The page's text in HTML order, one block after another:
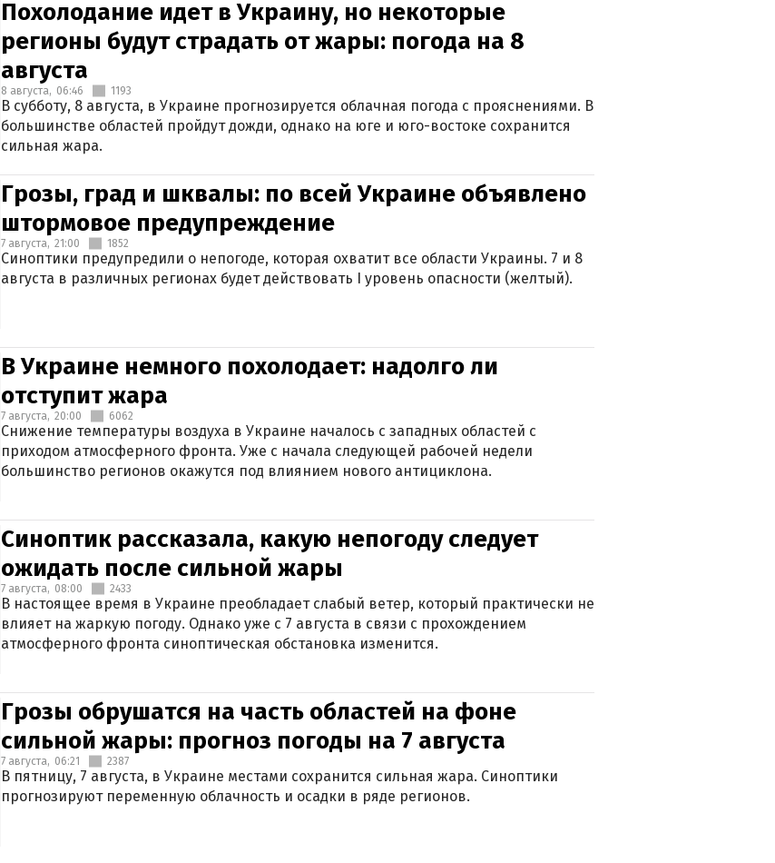
Похолодание идет в Украину, но некоторые
регионы будут страдать от жары: погода на 8
августа
8 августа, 06:46 1193
В субботу, 8 августа, в Украине прогнозируется облачная погода с прояснениями. В
большинстве областей пройдут дожди, однако на юге и юго-востоке сохранится
сильная жара.
Грозы, град и шквалы: по всей Украине объявлено
штормовое предупреждение
7 августа, 21:00 1852
Синоптики предупредили о непогоде, которая охватит все области Украины. 7 и 8
августа в различных регионах будет действовать I уровень опасности (желтый).
В Украине немного похолодает: надолго ли
отступит жара
7 августа, 20:00 6062
Снижение температуры воздуха в Украине началось с западных областей с
приходом атмосферного фронта. Уже с начала следующей рабочей недели
большинство регионов окажутся под влиянием нового антициклона.
Синоптик рассказала, какую непогоду следует
ожидать после сильной жары
7 августа, 08:00 2433
В настоящее время в Украине преобладает слабый ветер, который практически не
влияет на жаркую погоду. Однако уже с 7 августа в связи с прохождением
атмосферного фронта синоптическая обстановка изменится.
Грозы обрушатся на часть областей на фоне
сильной жары: прогноз погоды на 7 августа
7 августа, 06:21 2387
В пятницу, 7 августа, в Украине местами сохранится сильная жара. Синоптики
прогнозируют переменную облачность и осадки в ряде регионов.